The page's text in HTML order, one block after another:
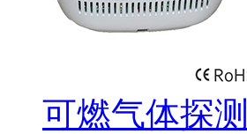
可燃气体探